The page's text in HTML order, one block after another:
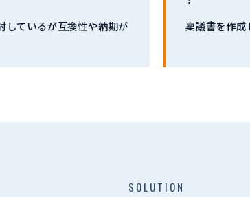
しているが互換性や納期が
稟議書を作
SOLUTION